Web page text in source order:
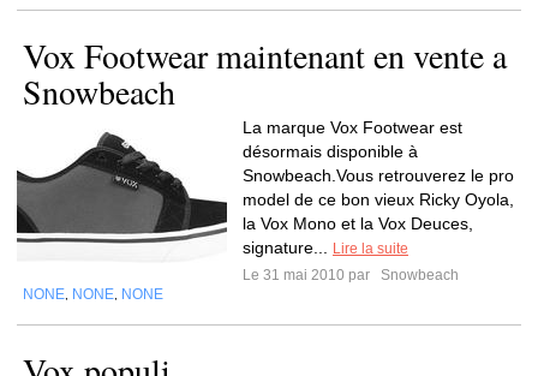
Vox Footwear maintenant en vente a
Snowbeach
La marque Vox Footwear est
désormais disponible à
Snowbeach.Vous retrouverez le pro
model de ce bon vieux Ricky Oyola,
la Vox Mono et la Vox Deuces,
signature...
Lire la suite
Le 31 mai 2010 par
Snowbeach
NONE NONE NONE